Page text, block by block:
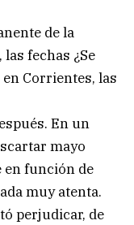
de la
fechas ¿Se
Corrientes, las
En un
mayo
en función de
muy atenta.
perjudicar, de